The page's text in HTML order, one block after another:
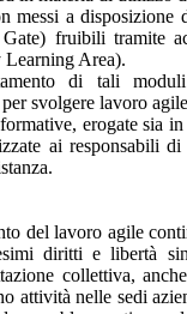
messi a disposizione
fruibili tramite
Area).
di tali
svolgere lavoro
erogate sia
ai responsabili
del lavoro agile
diritti e libertà
collettiva,
attività nelle sedi